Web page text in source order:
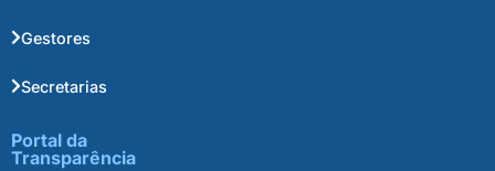
Gestores
Secretarias
Portal da
Transparência